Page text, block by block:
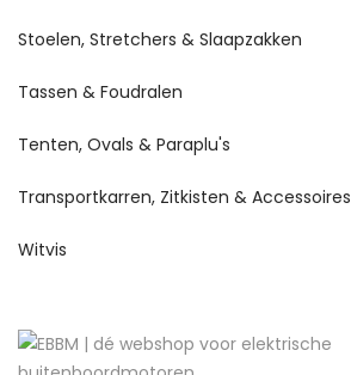
Stoelen, Stretchers & Slaapzakken
Tassen & Foudralen
Tenten, Ovals & Paraplu's
Transportkarren, Zitkisten & Accessoires
Witvis